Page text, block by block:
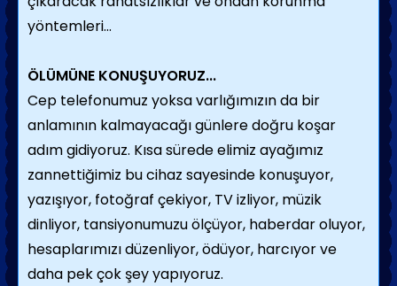
yöntemleri...
ÖLÜMÜNE KONUŞUYORUZ...
Cep telefonumuz yoksa varlığımızın da bir
anlamının kalmayacağı günlere doğru koşar
adım gidiyoruz. Kısa sürede elimiz ayağımız
zannettiğimiz bu cihaz sayesinde konuşuyor,
yazışıyor, fotoğraf çekiyor, TV izliyor, müzik
dinliyor, tansiyonumuzu ölçüyor, haberdar oluyor,
hesaplarımızı düzenliyor, ödüyor, harcıyor ve
daha pek çok şey yapıyoruz.